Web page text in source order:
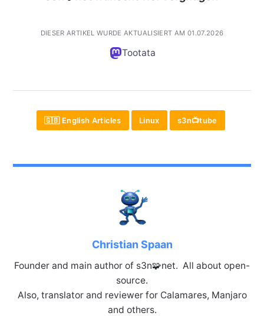
DIESER ARTIKEL WURDE AKTUALISIERT AM 01.07.2026
Tootata
🇬🇧 English Articles Linux s3n📺tube
Christian Spaan
Founder and main author of s3n🧩net. All about open-
source.
Also, translator and reviewer for Calamares, Manjaro
and others.